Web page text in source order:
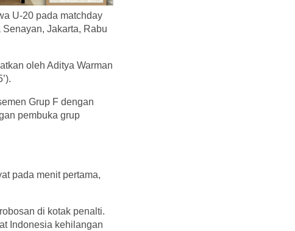
U-20 pada matchday
Jakarta, Rabu
oleh Aditya Warman
Grup F dengan
pembuka grup
pada menit pertama,
di kotak penalti.
Indonesia kehilangan